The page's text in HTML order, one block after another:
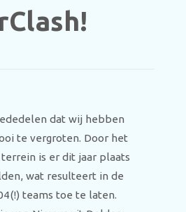
dat wij hebben
te vergroten. Door het
is er dit jaar plaats
wat resulteert in de
teams toe te laten.